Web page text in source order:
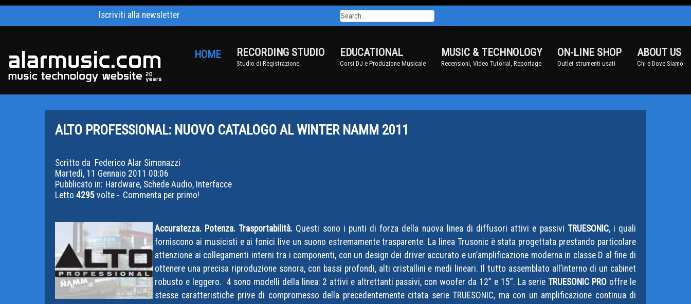
Iscriviti alla newsletter
HOME RECORDING STUDIO
Studio di Registrazione
EDUCATIONAL
Corsi DJ e Produzione Musicale
MUSIC & TECHNOLOGY
Recensioni, Video Tutorial, Reportage
ON-LINE SHOP
Outlet strumenti usati
ABOUT US
Chi e Dove Siamo
ALTO PROFESSIONAL: NUOVO CATALOGO AL WINTER NAMM 2011
Scritto da Federico Alar Simonazzi
Martedì, 11 Gennaio 2011 00:06
Pubblicato in: Hardware, Schede Audio, Interfacce
Letto 4295 volte - Commenta per primo!
Accuratezza. Potenza. Trasportabilità. Questi sono i punti di forza della nuova linea di diffusori attivi e passivi TRUESONIC, i quali
forniscono ai musicisti e ai fonici live un suono estremamente trasparente. La linea Trusonic è stata progettata prestando particolare
attenzione ai collegamenti interni tra i componenti, con un design dei driver accurato e un’amplificazione moderna in classe D al fine di
ottenere una precisa riproduzione sonora, con bassi profondi, alti cristallini e medi lineari. Il tutto assemblato all’interno di un cabinet
robusto e leggero. 4 sono modelli della linea: 2 attivi e altrettanti passivi, con woofer da 12” e 15”. La serieTRUESONIC PRO offre le
stesse caratteristiche prive di compromesso della precedentemente citata serie TRUESONIC, ma con un amplificazione continua di